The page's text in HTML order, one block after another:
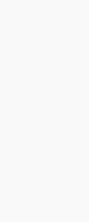
IDEIG
magas a
távol